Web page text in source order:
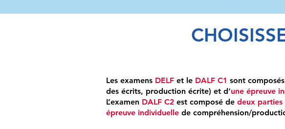
Les examens DELF et le DALF C1 sont
des écrits, production écrite) et d’une épreuve
L’examen DALF C2 est composé de deux parties
épreuve individuelle de compréhension/